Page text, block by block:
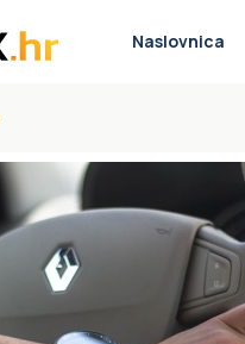
Naslovnica